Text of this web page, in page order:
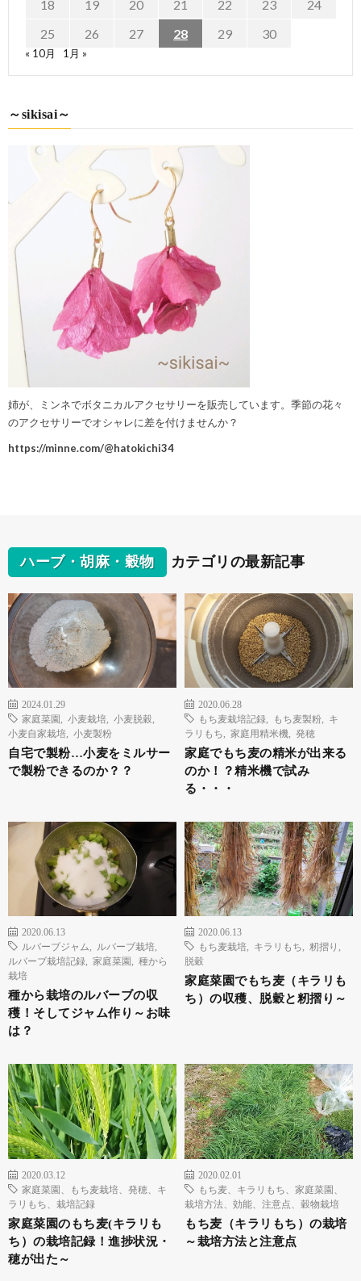
18
19 20 21 22 23
24
25
26 27 28 29 30
« 10月 1月 »
～sikisai～
姉が、ミンネでボタニカルアクセサリーを販売しています。季節の花々
のアクセサリーでオシャレに差を付けませんか？
https://minne.com/@hatokichi34
ハーブ・胡麻・穀物 カテゴリの最新記事
2024.01.29
家庭菜園
小麦栽培 小麦脱穀
小麦自家栽培
小麦製粉
自宅で製粉…小麦をミルサー
で製粉できるのか？？
2020.06.28
もち麦栽培記録
もち麦製粉
キ
ラリもち
家庭用精米機 発穂
家庭でもち麦の精米が出来る
のか！？精米機で試み
る・・・
2020.06.13
ルバーブジャム
ルバーブ栽培
ルバーブ栽培記録
家庭菜園
種から
栽培
種から栽培のルバーブの収
穫！そしてジャム作り～お味
は？
2020.06.13
もち麦栽培
キラリもち 籾摺り
脱穀
家庭菜園でもち麦（キラリも
ち）の収穫、脱穀と籾摺り～
2020.03.12
家庭菜園、もち麦栽培、発穂、キ
ラリもち、栽培記録
家庭菜園のもち麦(キラリも
ち）の栽培記録！進捗状況・
穂が出た～
2020.02.01
もち麦、キラリもち、家庭菜園、
栽培方法、効能、注意点、穀物栽培
もち麦（キラリもち）の栽培
～栽培方法と注意点